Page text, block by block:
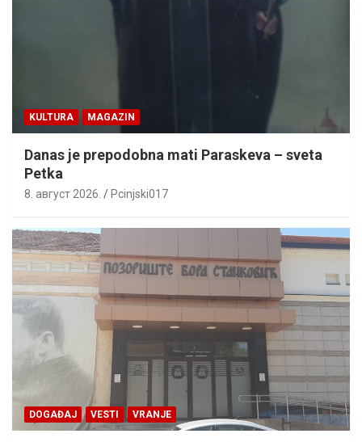
KULTURA MAGAZIN
Danas je prepodobna mati Paraskeva – sveta
Petka
8. август 2026. Pcinjski017
DOGAĐAJ VESTI VRANJE